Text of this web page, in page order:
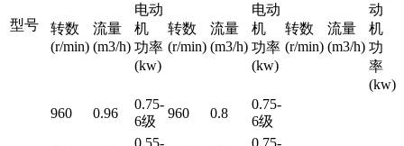
型号
转数
(r/min)
流量
(m3/h)
电动
机
功率
(kw)
转数
(r/min)
流量
(m3/h)
电动
机
功率
(kw)
转数
(r/min)
流量
(m3/h)
动
机
功
率
(kw)
960 0.96
0.75-
6级
960 0.8
0.75-
6级